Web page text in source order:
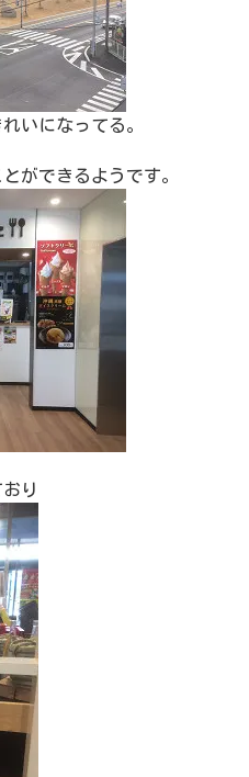
いになってる。
ができるようです。
り